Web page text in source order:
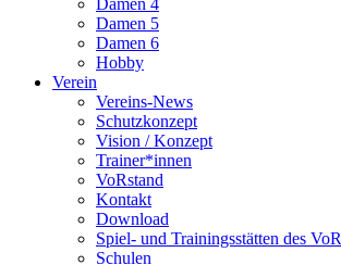
Damen 4
Damen 5
Damen 6
Hobby
Verein
Vereins-News
Schutzkonzept
Vision / Konzept
Trainer*innen
VoRstand
Kontakt
Download
Spiel- und Trainingsstätten des VoR
Schulen